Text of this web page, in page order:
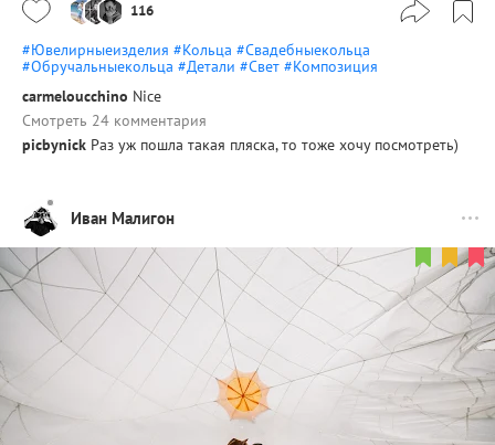
116
#Ювелирныеизделия #Кольца #Свадебныекольца
#Обручальныекольца #Детали #Свет #Композиция
carmeloucchino Nice
Смотреть 24 комментария
picbynick Раз уж пошла такая пляска, то тоже хочу посмотреть)
Иван Малигон